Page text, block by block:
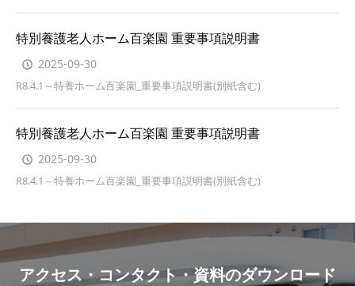
特別養護老人ホーム百楽園 重要事項説明書
2025-09-30
R8.4.1～特養ホーム百楽園_重要事項説明書(別紙含む)
特別養護老人ホーム百楽園 重要事項説明書
2025-09-30
R8.4.1～特養ホーム百楽園_重要事項説明書(別紙含む)
アクセス・コンタクト・資料のダウンロード